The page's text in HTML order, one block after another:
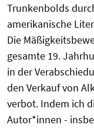
Trunkenbolds
amerikanische
Die
gesamte 19.
in der
den Verkauf von
verbot. Indem ich
Autor*innen -